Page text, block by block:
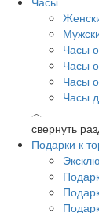
Часы
Часы
Часы
Часы
︿
свернуть
Подарки к